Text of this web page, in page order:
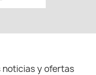
noticias y ofertas